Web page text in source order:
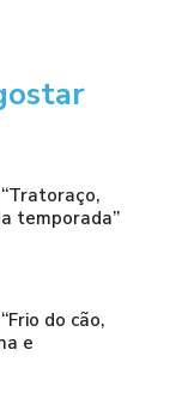
temporada”
do cão,
e